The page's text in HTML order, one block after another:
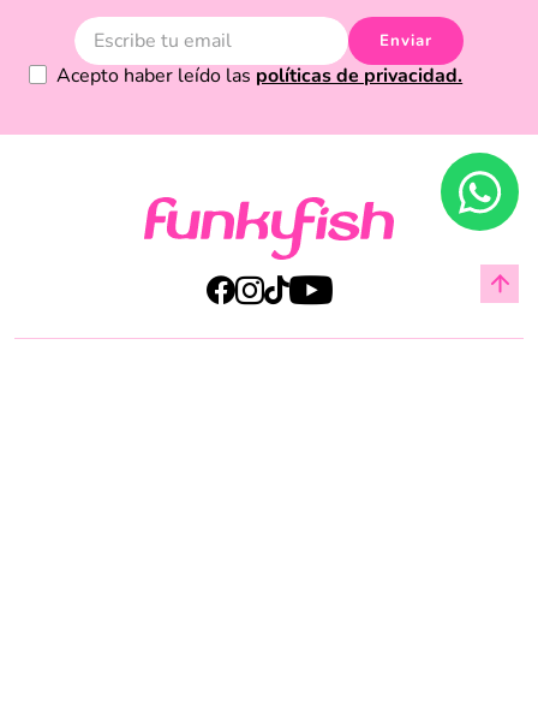
Enviar
Acepto haber leído las políticas de privacidad.